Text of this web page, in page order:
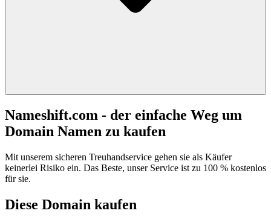
Nameshift.com - der einfache Weg um
Domain Namen zu kaufen
Mit unserem sicheren Treuhandservice gehen sie als Käufer
keinerlei Risiko ein. Das Beste, unser Service ist zu 100 % kostenlos
für sie.
Diese Domain kaufen